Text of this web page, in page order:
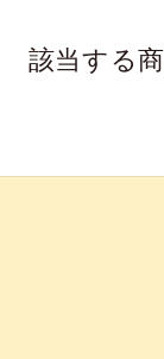
該当する